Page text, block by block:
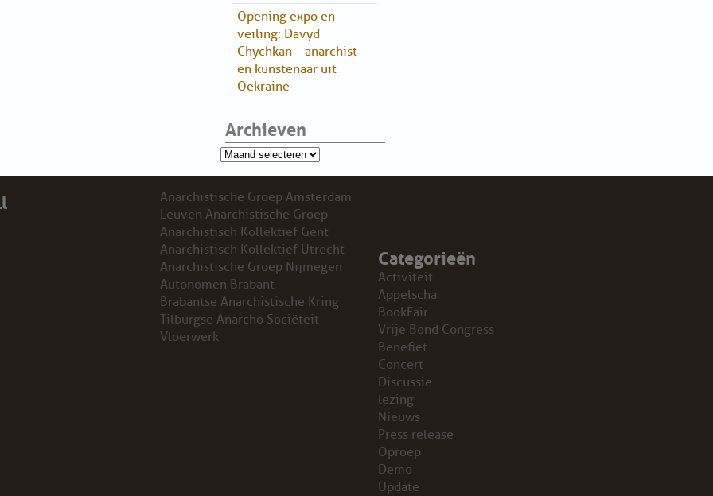
Opening expo en
veiling: Davyd
Chychkan – anarchist
en kunstenaar uit
Oekraine
Archieven
Archieven
Anarchistische Groep Amsterdam
Leuven Anarchistische Groep
Anarchistisch Kollektief Gent
Anarchistisch Kollektief Utrecht
Anarchistische Groep Nijmegen
Autonomen Brabant
Brabantse Anarchistische Kring
Tilburgse Anarcho Sociëteit
Vloerwerk
Categorieën
Activiteit
Appelscha
BookFair
Vrije Bond Congress
Benefiet
Concert
Discussie
lezing
Nieuws
Press release
Oproep
Demo
Update